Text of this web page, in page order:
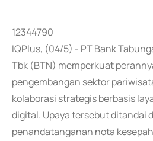
12344790
IQPlus, (04/5) - PT Bank
Tbk (BTN) memperkuat
pengembangan sektor
kolaborasi strategis berbasis
digital. Upaya tersebut ditandai
penandatanganan nota